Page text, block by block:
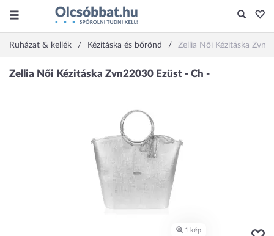
Ruházat & kellék Kézitáska és bőrönd Zellia Női Kézitáska